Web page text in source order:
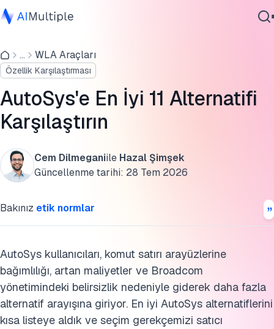
Ajanik Yapay Zeka
Siber güvenlik
Veri
Kurumsal Yazılım
Hizmetler
... WLA Araçları
Özellik Karşılaştırması
AutoSys'e En İyi 11 Alternatifi
Karşılaştırın
Cem Dilmeganiile Hazal Şimşek
Güncellenme tarihi: 28 Tem 2026
Bakınız etik normlar
AutoSys kullanıcıları, komut satırı arayüzlerine
bağımlılığı, artan maliyetler ve Broadcom
yönetimindeki belirsizlik nedeniyle giderek daha fazla
alternatif arayışına giriyor. En iyi AutoSys alternatiflerini
kısa listeye aldık ve seçim gerekçemizi satıcı
AutoSys ve Broadcom Genel Bakış
Analiz edilen en iyi AutoSys alternatifleri
Bu araştırmayı kaynak gösterin